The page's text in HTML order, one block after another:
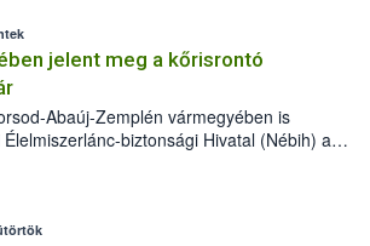
jelent meg a kőrisrontó
Abaúj-Zemplén vármegyében is
biztonsági Hivatal (Nébih) a
(Agrilus planipennis) jelenlétét. A
találták meg, de már fertőzött
emellett az intézkedéseket a szlovák